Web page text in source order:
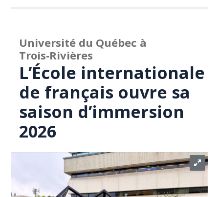
Université du Québec à
Trois‑Rivières
L’École internationale
de français ouvre sa
saison d’immersion
2026